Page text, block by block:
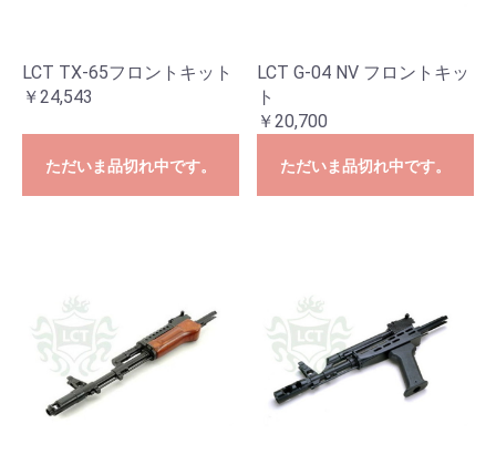
LCT TX-65フロントキット
￥24,543
ただいま品切れ中です。
LCT G-04 NV フロントキッ
ト
￥20,700
ただいま品切れ中です。